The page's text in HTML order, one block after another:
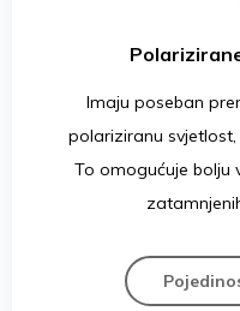
Imaju poseban
polariziranu
To omogućuje bolju